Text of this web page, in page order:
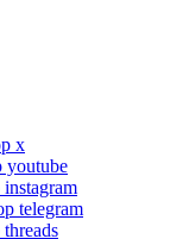
x
youtube
telegram